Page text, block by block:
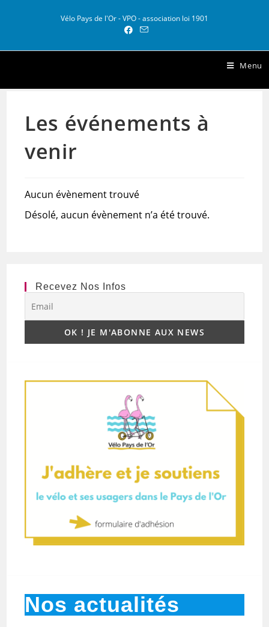
Vélo Pays de l'Or - VPO - association loi 1901
Menu
Les événements à
venir
Aucun évènement trouvé
Désolé, aucun évènement n’a été trouvé.
Recevez Nos Infos
Nos actualités